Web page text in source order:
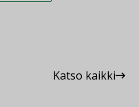
Katso kaikki